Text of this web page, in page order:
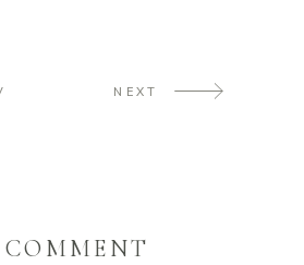
NEXT